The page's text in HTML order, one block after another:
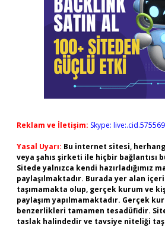
Reklam ve İletişim: Skype:
Yasal Uyarı: Bu internet sitesi,
veya şahıs şirketi ile hiçbir bağlantısı
Sitede yalnızca kendi hazırladığımız
paylaşılmaktadır. Burada yer alan
taşımamakta olup, gerçek kurum ve
paylaşım yapılmamaktadır. Gerçek
benzerlikleri tamamen tesadüfidir.
taslak halindedir ve tavsiye niteliği